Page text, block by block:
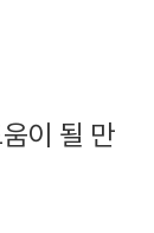
이 될 만